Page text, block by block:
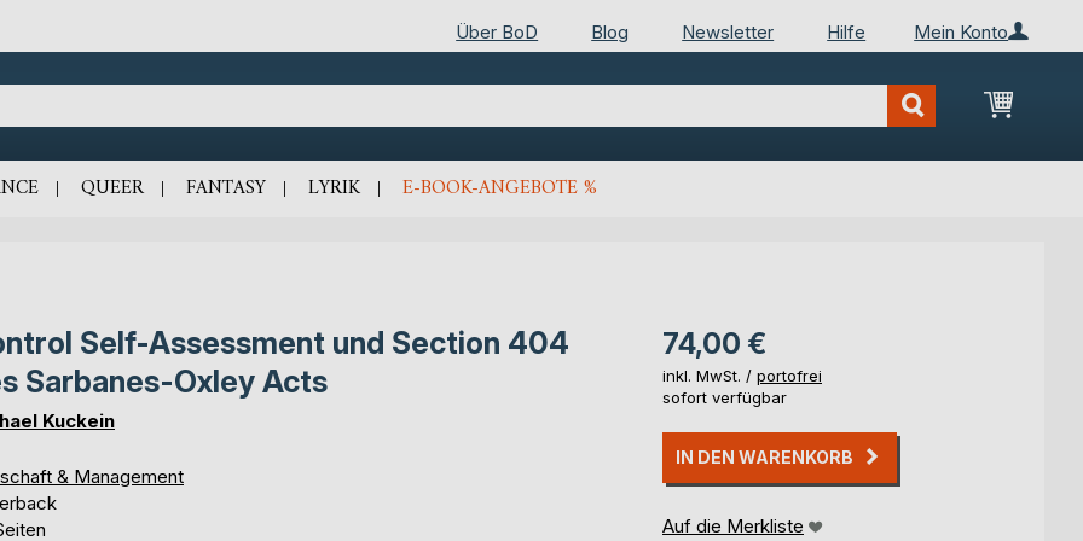
Mein Konto
Über BoD Blog Newsletter Hilfe
Mein
QUEER FANTASY LYRIK E-BOOK-ANGEBOTE %
Self-Assessment und Section 404
Sarbanes-Oxley Acts
Kuckein
& Management
74,00 €
inkl. MwSt. / portofrei
sofort verfügbar
IN DEN WARENKORB
Auf die Merkliste